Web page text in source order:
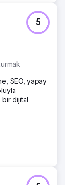
5
SEO, yapay
bir dijital